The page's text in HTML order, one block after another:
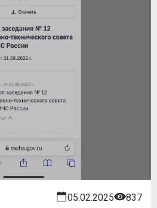
05.02.2025 837